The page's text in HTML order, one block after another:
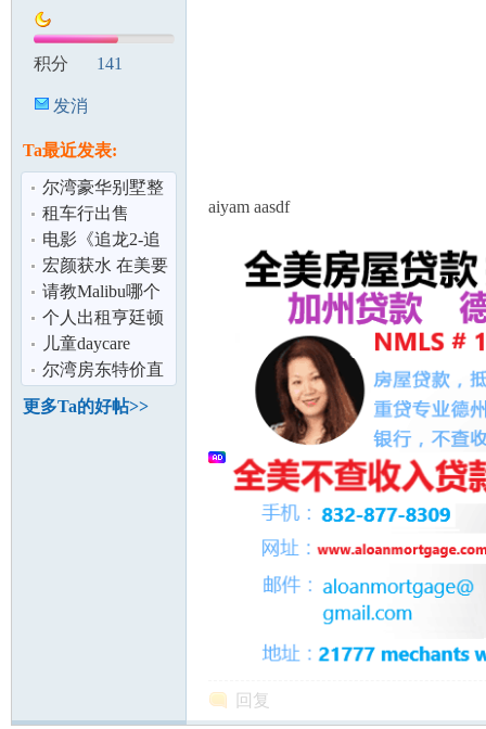
积分 141
发消
Ta最近发表:
尔湾豪华别墅整
租 好学区
租车行出售
电影《追龙2-追
缉大富豪》 北美
2019.6.7
宏颜获水 在美要
做半年牢罚款2千
美金
请教Malibu哪个
小学的K-grade比
较好？
个人出租亨廷顿
比奇市高档公寓
两室两浴
儿童daycare
center
尔湾房东特价直
租光谱中心
thevillagethepar
更多Ta的好帖>>
aiyam aasdf
回复